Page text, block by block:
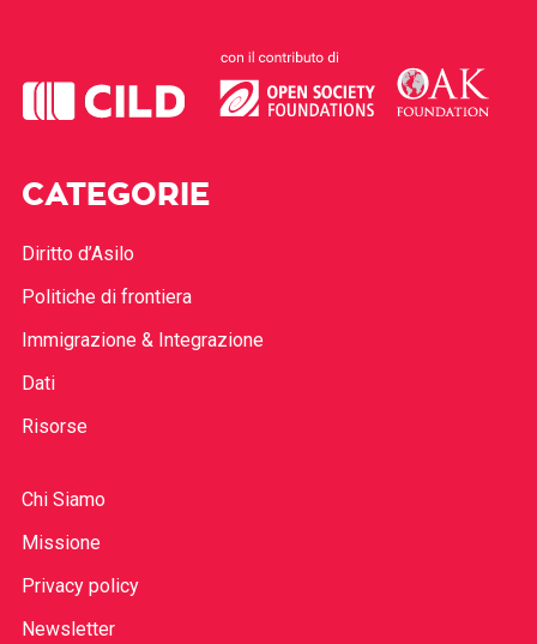
CATEGORIE
Diritto d’Asilo
Politiche di frontiera
Immigrazione & Integrazione
Dati
Risorse
Chi Siamo
Missione
Privacy policy
Newsletter